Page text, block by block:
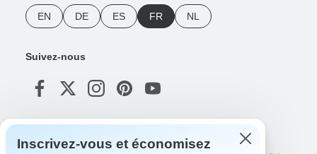
EN DE ES FR NL
Suivez-nous
Inscrivez-vous et économisez